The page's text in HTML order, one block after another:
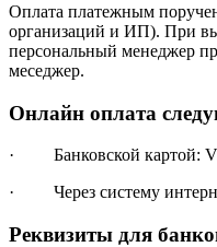
Оплата платежным
организаций и ИП). При
персональный менеджер
меседжер.
Онлайн оплата
· Банковской картой:
· Через систему
Реквизиты для